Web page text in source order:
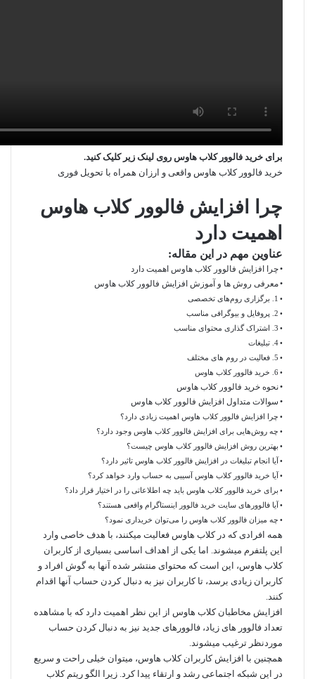
برای خرید فالوور کلاب هاوس روی لینک زیر کلیک کنید.
خرید فالوور کلاب هاوس واقعی و ارزان همراه با تحویل فوری
چرا افزایش فالوور کلاب هاوس
اهمیت دارد
عناوین مهم در این مقاله:
چرا افزایش فالوور کلاب هاوس اهمیت دارد
معرفی روش ها و آموزش افزایش فالوور کلاب هاوس
1. برگزاری روم‌های تخصصی
2. پروفایل و بیوگرافی مناسب
3. اشتراک‌ گذاری محتوای مناسب
4. تبلیغات
5. فعالیت در روم های مختلف
6. خرید فالوور کلاب هاوس
نحوه خرید فالوور کلاب هاوس
سوالات متداول افزایش فالوور کلاب هاوس
چرا افزایش فالوور کلاب هاوس اهمیت زیادی دارد؟
چه روش‌هایی برای افزایش فالوور کلاب هاوس وجود دارد؟
بهترین روش افزایش فالوور کلاب هاوس چیست؟
آیا انجام تبلیغات در افزایش فالوور کلاب هاوس تاثیر دارد؟
آیا خرید فالوور کلاب هاوس آسیبی به حساب وارد خواهد کرد؟
برای خرید فالوور کلاب هاوس باید چه اطلاعاتی را در اختیار قرار داد؟
آیا فالوورهای سایت خرید فالوور اینستاگرام واقعی هستند؟
چه میزان فالوور کلاب هاوس را می‌توان خریداری نمود؟
همه افرادی که در کلاب هاوس فعالیت میکنند، با هدف خاصی وارد
این پلتفرم میشوند. اما یکی از اهداف اساسی بسیاری از کاربران
کلاب هاوس، این است که محتوای منتشر شده آنها به گوش افراد و
کاربران زیادی برسد، تا کاربران نیز به دنبال کردن حساب آنها اقدام
کنند.
افزایش مخاطبان کلاب هاوس از این نظر اهمیت دارد که با مشاهده
تعداد فالوور‌ های زیاد، فالوورهای جدید نیز به دنبال کردن حساب
موردنظر ترغیب میشوند.
همچنین با افزایش کاربران کلاب هاوس، میتوان خیلی راحت و سریع
در این شبکه اجتماعی رشد و ارتقاء پیدا کرد. زیرا الگو ریتم کلاب